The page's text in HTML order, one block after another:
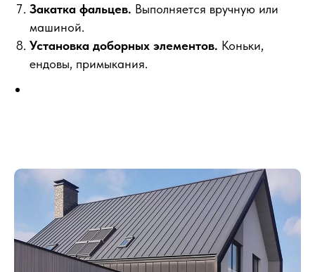
Закатка фальцев. Выполняется вручную или
машиной.
Установка доборных элементов. Коньки,
ендовы, примыкания.